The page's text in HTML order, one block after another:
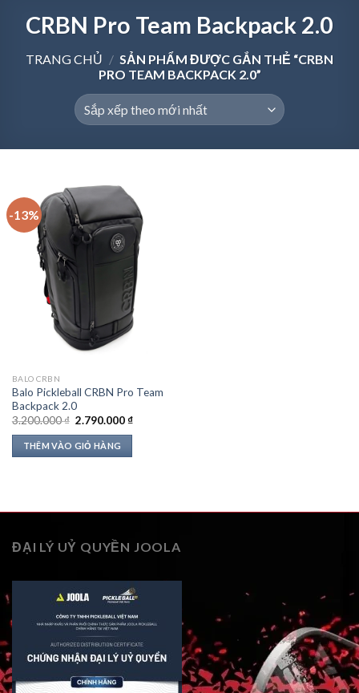
CRBN Pro Team Backpack 2.0
TRANG CHỦ / SẢN PHẨM ĐƯỢC GẮN THẺ “CRBN
PRO TEAM BACKPACK 2.0”
-13%
BALO CRBN
Balo Pickleball CRBN Pro Team
Backpack 2.0
3.200.000₫ Giá
là:
3.200.000 ₫.
2.790.000₫Giá
2.790.000 ₫.
THÊM VÀO GIỎ HÀNG
ĐẠI LÝ UỶ QUYỀN JOOLA